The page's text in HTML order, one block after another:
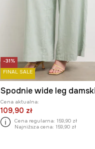
-31%
FINAL SALE
Cena aktualna:
109,90 zł
Cena regularna: 159,90 zł
Najniższa cena: 159,90 zł